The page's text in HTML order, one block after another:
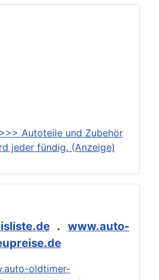
Autoteile und Zubehör
jeder fündig. (Anzeige)
. www.auto-
oldtimer-